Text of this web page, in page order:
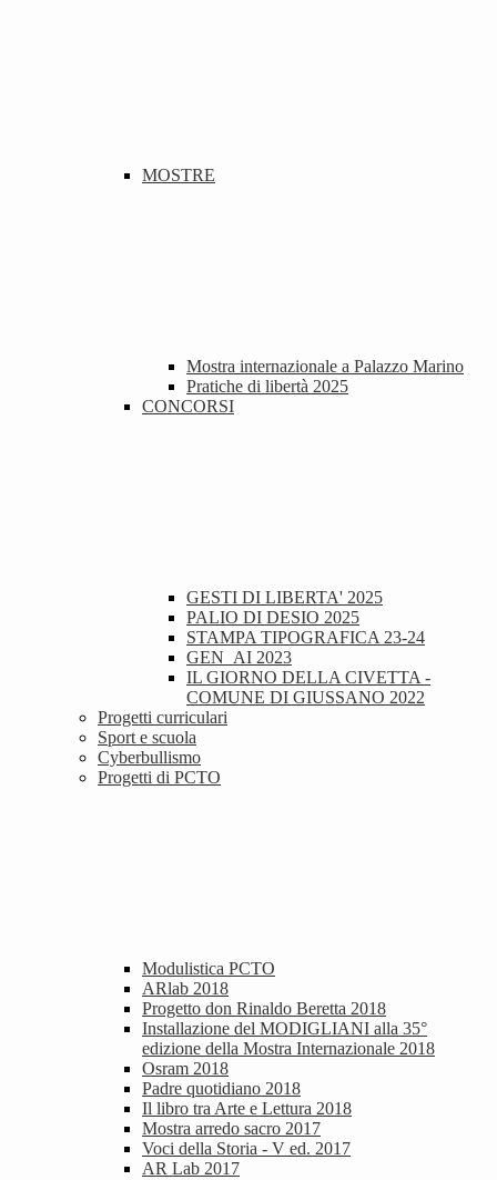
MOSTRE
Mostra internazionale a Palazzo Marino
Pratiche di libertà 2025
CONCORSI
GESTI DI LIBERTA' 2025
PALIO DI DESIO 2025
STAMPA TIPOGRAFICA 23-24
GEN_AI 2023
IL GIORNO DELLA CIVETTA -
COMUNE DI GIUSSANO 2022
Progetti curriculari
Sport e scuola
Cyberbullismo
Progetti di PCTO
Modulistica PCTO
ARlab 2018
Progetto don Rinaldo Beretta 2018
Installazione del MODIGLIANI alla 35°
edizione della Mostra Internazionale 2018
Osram 2018
Padre quotidiano 2018
Il libro tra Arte e Lettura 2018
Mostra arredo sacro 2017
Voci della Storia - V ed. 2017
AR Lab 2017